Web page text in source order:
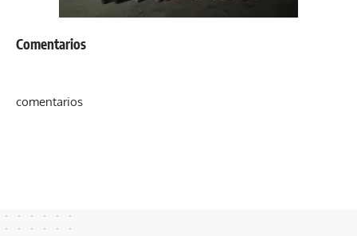
Comentarios
comentarios